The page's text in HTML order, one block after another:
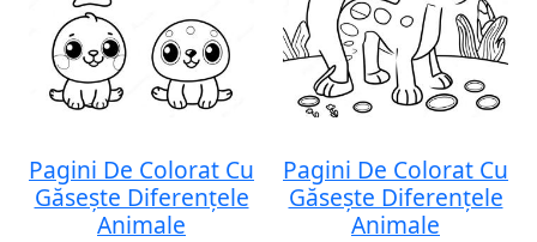
Pagini De Colorat Cu
Găsește Diferențele
Animale
Pagini De Colorat Cu
Găsește Diferențele
Animale